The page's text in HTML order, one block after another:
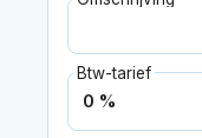
Btw-tarief